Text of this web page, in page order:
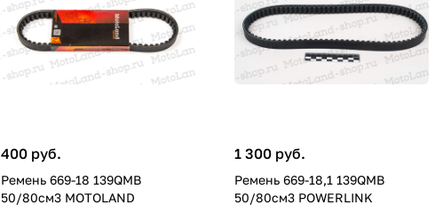
400 руб.
Ремень 669-18 139QMB
50/80см3 MOTOLAND
1 300 руб.
Ремень 669-18,1 139QMB
50/80см3 POWERLINK